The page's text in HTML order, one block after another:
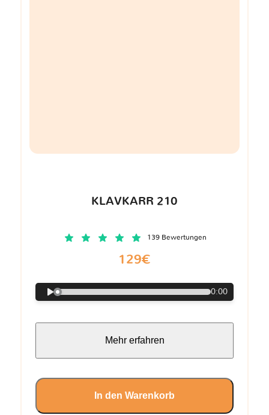
KLAVKARR 210
139 Bewertungen
129€
0:00
Mehr erfahren
In den Warenkorb